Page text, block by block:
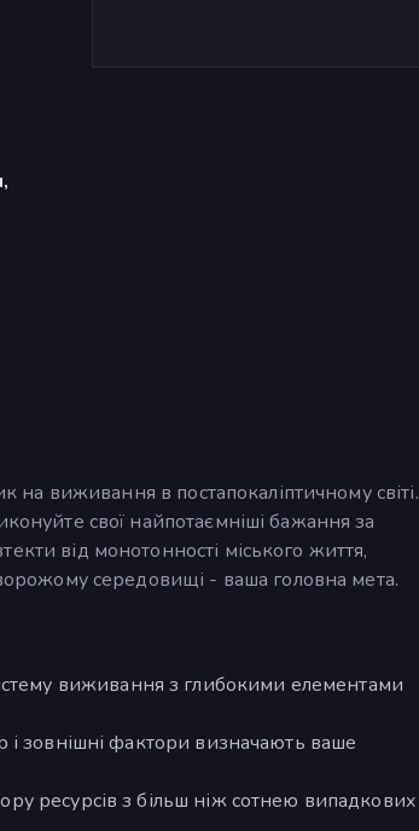
виживання в постапокаліптичному світі.
свої найпотаємніші бажання за
від монотонності міського життя,
середовищі - ваша головна мета.
виживання з глибокими елементами
і зовнішні фактори визначають ваше
ресурсів з більш ніж сотнею випадкових